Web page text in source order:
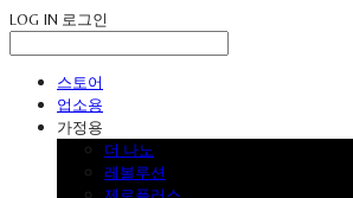
LOG IN 로그인
스토어
업소용
가정용
더 나노
레볼루션